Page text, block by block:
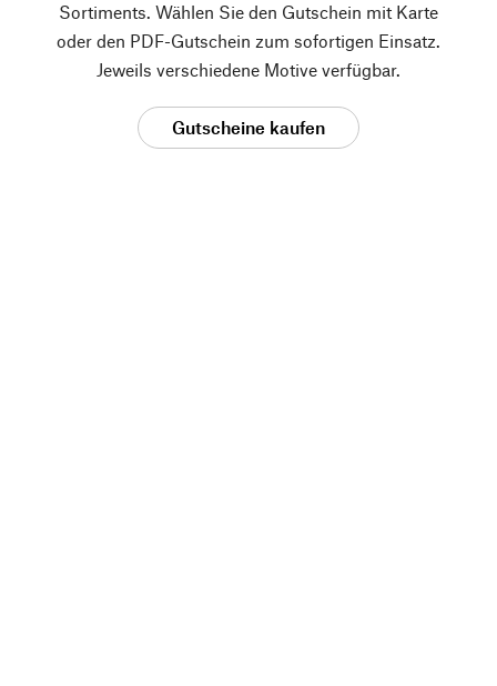
Sortiments. Wählen Sie den Gutschein mit Karte
oder den PDF-Gutschein zum sofortigen Einsatz.
Jeweils verschiedene Motive verfügbar.
Gutscheine kaufen